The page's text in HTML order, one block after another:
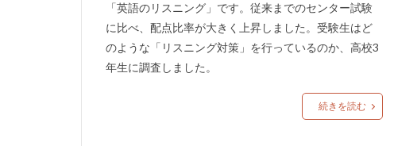
「英語のリスニング」です。従来までのセンター試験
に比べ、配点比率が大きく上昇しました。受験生はど
のような「リスニング対策」を行っているのか、高校3
年生に調査しました。
続きを読む